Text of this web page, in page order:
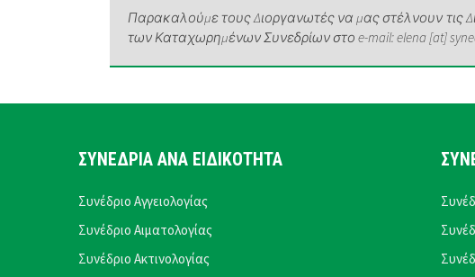
Παρακαλούμε τους Διοργανωτές να μας στέλνουν τις
των Καταχωρημένων Συνεδρίων στο e-mail: elena [at]
ΣΥΝΕΔΡΙΑ ΑΝΑ ΕΙΔΙΚΟΤΗΤΑ
Συνέδριο Αγγειολογίας
Συνέδριο Αιματολογίας
Συνέδριο Ακτινολογίας